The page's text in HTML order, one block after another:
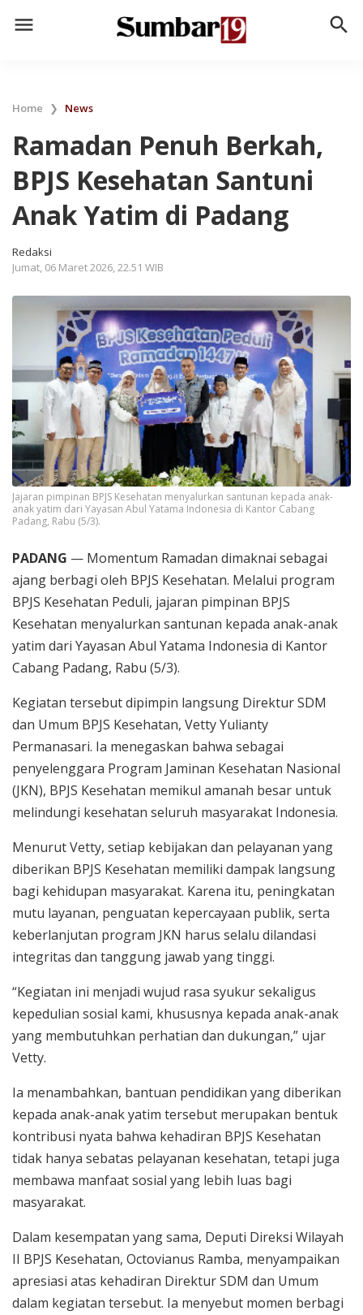
menu search
Home ❯ News
Ramadan Penuh Berkah,
BPJS Kesehatan Santuni
Anak Yatim di Padang
Redaksi
Jumat, 06 Maret 2026, 22.51 WIB
Jajaran pimpinan BPJS Kesehatan menyalurkan santunan kepada anak-
anak yatim dari Yayasan Abul Yatama Indonesia di Kantor Cabang
Padang, Rabu (5/3).
PADANG — Momentum Ramadan dimaknai sebagai
ajang berbagi oleh BPJS Kesehatan. Melalui program
BPJS Kesehatan Peduli, jajaran pimpinan BPJS
Kesehatan menyalurkan santunan kepada anak-anak
yatim dari Yayasan Abul Yatama Indonesia di Kantor
Cabang Padang, Rabu (5/3).
Kegiatan tersebut dipimpin langsung Direktur SDM
dan Umum BPJS Kesehatan, Vetty Yulianty
Permanasari. Ia menegaskan bahwa sebagai
penyelenggara Program Jaminan Kesehatan Nasional
(JKN), BPJS Kesehatan memikul amanah besar untuk
melindungi kesehatan seluruh masyarakat Indonesia.
Menurut Vetty, setiap kebijakan dan pelayanan yang
diberikan BPJS Kesehatan memiliki dampak langsung
bagi kehidupan masyarakat. Karena itu, peningkatan
mutu layanan, penguatan kepercayaan publik, serta
keberlanjutan program JKN harus selalu dilandasi
integritas dan tanggung jawab yang tinggi.
“Kegiatan ini menjadi wujud rasa syukur sekaligus
kepedulian sosial kami, khususnya kepada anak-anak
yang membutuhkan perhatian dan dukungan,” ujar
Vetty.
Ia menambahkan, bantuan pendidikan yang diberikan
kepada anak-anak yatim tersebut merupakan bentuk
kontribusi nyata bahwa kehadiran BPJS Kesehatan
tidak hanya sebatas pelayanan kesehatan, tetapi juga
membawa manfaat sosial yang lebih luas bagi
masyarakat.
Dalam kesempatan yang sama, Deputi Direksi Wilayah
II BPJS Kesehatan, Octovianus Ramba, menyampaikan
apresiasi atas kehadiran Direktur SDM dan Umum
dalam kegiatan tersebut. Ia menyebut momen berbagi